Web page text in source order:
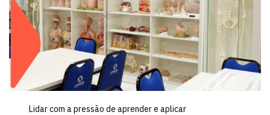
Lidar com a pressão de aprender e aplicar